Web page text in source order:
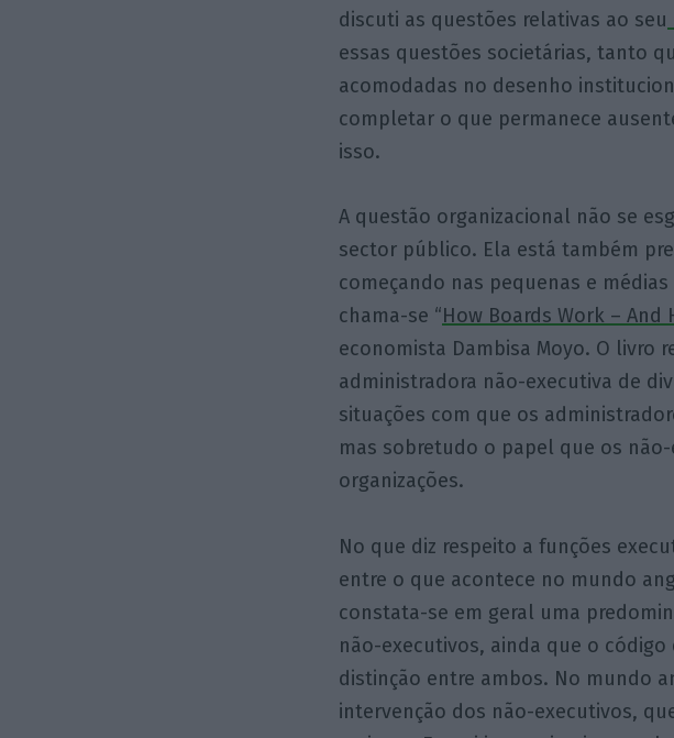
discuti as questões relativas ao seu
essas questões societárias, tanto
acomodadas no desenho
completar o que permanece
isso.
A questão organizacional não se
sector público. Ela está também
começando nas pequenas e
chama-se “How Boards Work – And
economista Dambisa Moyo. O livro
administradora não-executiva de
situações com que os
mas sobretudo o papel que os
organizações.
No que diz respeito a funções
entre o que acontece no mundo
constata-se em geral uma
não-executivos, ainda que o
distinção entre ambos. No mundo
intervenção dos não-executivos,